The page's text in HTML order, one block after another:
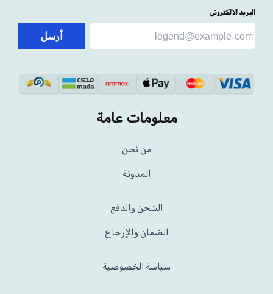
البريد الالكتروني
أرسل
معلومات عامة
من نحن
المدونة
الشحن والدفع
الضمان والإرجاع
سياسة الخصوصية